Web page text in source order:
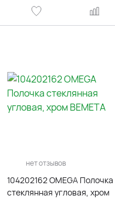
нет отзывов
104202162 OMEGA Полочка
стеклянная угловая, хром